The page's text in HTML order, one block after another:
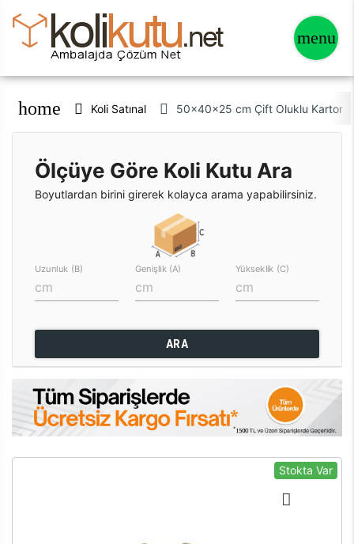
home Koli Satınal 50x40x25 cm Çift Oluklu Karton
Ölçüye Göre Koli Kutu Ara
Boyutlardan birini girerek kolayca arama yapabilirsiniz.
Uzunluk (B) Genişlik (A) Yükseklik (C)
ARA
Stokta Var